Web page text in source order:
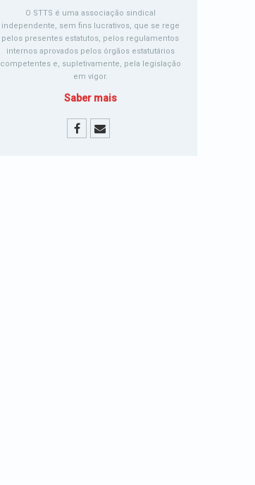
O STTS é uma associação sindical
independente, sem fins lucrativos, que se rege
pelos presentes estatutos, pelos regulamentos
internos aprovados pelos órgãos estatutários
competentes e, supletivamente, pela legislação
em vigor.
Saber mais